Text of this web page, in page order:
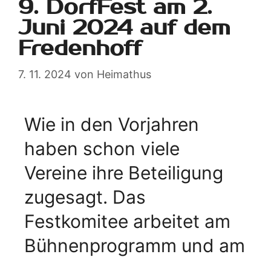
9. DorfFest am 2.
Juni 2024 auf dem
Fredenhoff
7. 11. 2024 von Heimathus
Wie in den Vorjahren
haben schon viele
Vereine ihre Beteiligung
zugesagt. Das
Festkomitee arbeitet am
Bühnenprogramm und am